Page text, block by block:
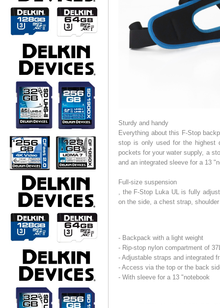
Sturdy and handy
Everything about this F-Stop
stop is only used for the highest
pockets for your water supply, a
and an integrated sleeve for a 13
Full-size suspension
, the F-Stop Luka UL is fully
on the side, a chest strap,
- Backpack with a light weight
- Rip-stop nylon compartment of
- Adjustable straps and integrated
- Access via the top or the back
- With sleeve for a 13 "notebook